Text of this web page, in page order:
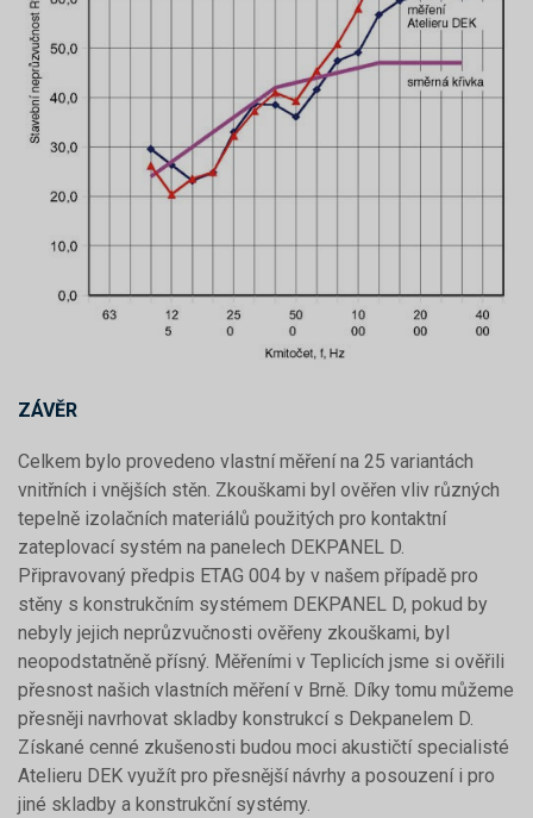
ZÁVĚR
Celkem bylo provedeno vlastní měření na 25 variantách
vnitřních i vnějších stěn. Zkouškami byl ověřen vliv různých
tepelně izolačních materiálů použitých pro kontaktní
zateplovací systém na panelech DEKPANEL D.
Připravovaný předpis ETAG 004 by v našem případě pro
stěny s konstrukčním systémem DEKPANEL D, pokud by
nebyly jejich neprůzvučnosti ověřeny zkouškami, byl
neopodstatněně přísný. Měřeními v Teplicích jsme si ověřili
přesnost našich vlastních měření v Brně. Díky tomu můžeme
přesněji navrhovat skladby konstrukcí s Dekpanelem D.
Získané cenné zkušenosti budou moci akustičtí specialisté
Atelieru DEK využít pro přesnější návrhy a posouzení i pro
jiné skladby a konstrukční systémy.